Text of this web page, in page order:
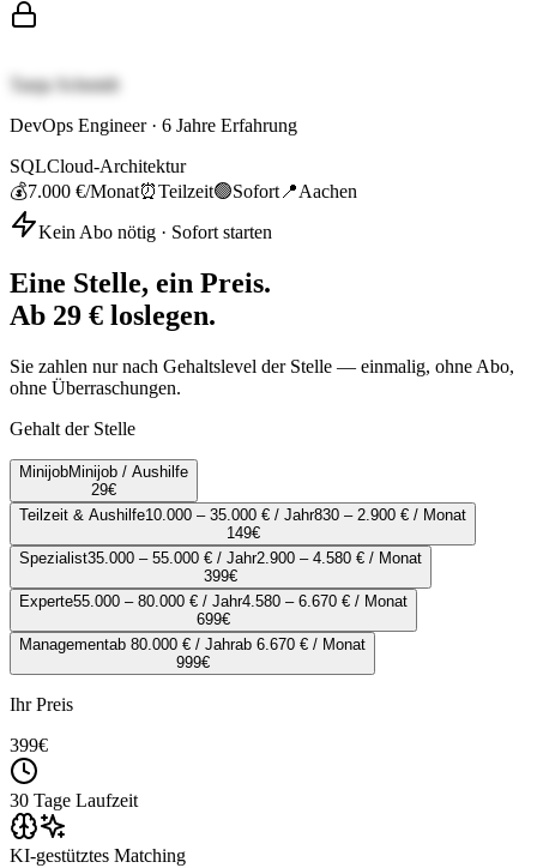
Tanja Schmidt
DevOps Engineer· 6 Jahre Erfahrung
SQLCloud-Architektur
💰7.000 €/Monat⏰Teilzeit🟢Sofort 📍Aachen
Kein Abo nötig · Sofort starten
Eine Stelle, ein Preis.
Ab 29 € loslegen.
Sie zahlen nur nach Gehaltslevel der Stelle — einmalig, ohne Abo,
ohne Überraschungen.
Gehalt der Stelle
MinijobMinijob / Aushilfe
29€
Teilzeit & Aushilfe10.000 – 35.000 € / Jahr830 – 2.900 € / Monat
149€
Spezialist35.000 – 55.000 € / Jahr2.900 – 4.580 € / Monat
399€
Experte55.000 – 80.000 € / Jahr4.580 – 6.670 € / Monat
699€
Managementab 80.000 € / Jahrab 6.670 € / Monat
999€
Ihr Preis
399€
30 Tage Laufzeit
KI-gestütztes Matching